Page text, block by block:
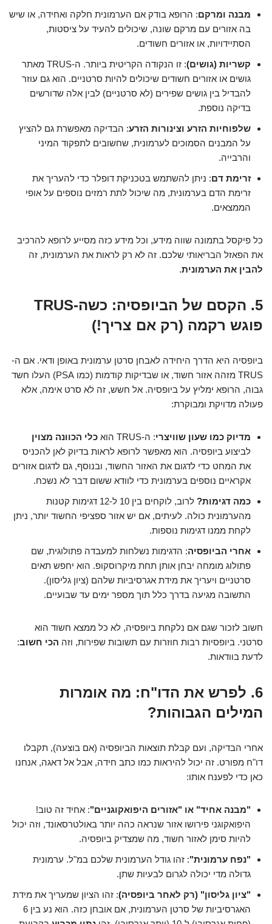
מבנה ומרקם: הרופא בודק אם הערמונית חלקה ואחידה, או שיש
בה אזורים עם מרקם שונה, שיכולים להעיד על ציסטות,
הסתיידויות, או אזורים חשודים.
קשריות (גושים)
: זו הנקודה הקריטית ביותר. ה-TRUS מאתר
גושים או אזורים חשודים שיכולים להיות סרטניים. הוא גם עוזר
להבדיל בין גושים שפירים (לא סרטניים) לבין אלה שדורשים
בדיקה נוספת.
שלפוחיות הזרע וצינורות הזרע: הבדיקה מאפשרת גם להציץ
על המבנים הסמוכים לערמונית, שחשובים לתפקוד המיני
והרבייה.
זרימת דם: ניתן להשתמש בטכניקת דופלר כדי להעריך את
זרימת הדם בערמונית, מה שיכול לתת רמזים נוספים על אופי
הממצאים.
כל פיקסל בתמונה שווה מידע, וכל מידע כזה מסייע לרופא להרכיב
את הפאזל הבריאותי שלכם. זה לא רק לראות את הערמונית, זה
להבין את הערמונית.
5. הקסם של הביופסיה: כשה-TRUS
פוגש רקמה (רק אם צריך!)
ביופסיה היא הדרך היחידה לאבחן סרטן ערמונית באופן ודאי. אם ה-
TRUS מזהה אזור חשוד, או שבדיקות קודמות (כמו PSA) העלו חשד
גבוה, הרופא ימליץ על ביופסיה. אל חשש, זה לא סרט אימה, אלא
פעולה מדויקת ומבוקרת:
מדיוק כמו שעון שוויצרי: ה-TRUS הוא
כלי הכוונה מצוין
לביצוע ביופסיה. הוא מאפשר לרופא לראות בדיוק לאן להכניס
את המחט כדי לדגום את האזור החשוד, ובנוסף, גם לדגום אזורים
אקראיים נוספים בערמונית כדי לוודא ששום דבר לא נשכח.
כמה דגימות?
לרוב, לוקחים בין 10 ל-12 דגימות קטנות
מהערמונית כולה. לעיתים, אם יש אזור ספציפי החשוד יותר, ניתן
לקחת ממנו דגימות נוספות.
אחרי הביופסיה: הדגימות נשלחות למעבדה פתולוגית, שם
פתולוג מומחה יבחן אותן תחת מיקרוסקופ. הוא יחפש תאים
סרטניים ויעריך את מידת אגרסיביות שלהם (ציון גליסון).
התשובה מגיעה בדרך כלל תוך מספר ימים עד שבועיים.
חשוב לזכור שגם אם נלקחת ביופסיה, לא כל ממצא חשוד הוא
סרטני. ביופסיות רבות חוזרות עם תשובות שפירות, וזה הכי חשוב:
לדעת בוודאות.
6. לפרש את הדו"ח: מה אומרות
המילים הגבוהות?
אחרי הבדיקה, ועם קבלת תוצאות הביופסיה (אם בוצעה), תקבלו
דו"ח מפורט. זה יכול להיראות כמו כתב חידה, אבל אל דאגה, אנחנו
כאן כדי לפענח אותו:
"מבנה אחיד" או "אזורים היפואקוגניים": אחיד זה טוב!
היפואקוגני פירושו אזור שנראה כהה יותר באולטרסאונד, וזה יכול
להיות סימן לאזור חשוד, מה שמצדיק ביופסיה.
"נפח ערמונית": זהו גודל הערמונית שלכם במ"ל. ערמונית
גדולה מדי יכולה לגרום לבעיות שתן.
"ציון גליסון" (רק לאחר ביופסיה): זהו הציון שמעריך את מידת
האגרסיביות של סרטן הערמונית, אם אובחן כזה. הוא נע בין 6